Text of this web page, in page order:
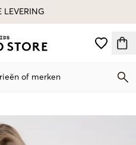
LEVERING
of merken